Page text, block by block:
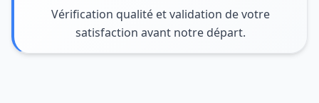
Vérification qualité et validation de votre
satisfaction avant notre départ.